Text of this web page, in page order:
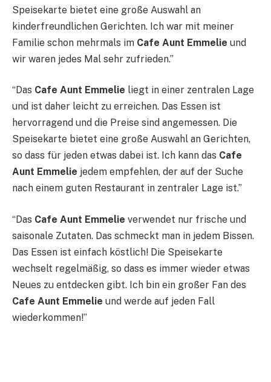
Speisekarte bietet eine große Auswahl an
kinderfreundlichen Gerichten. Ich war mit meiner
Familie schon mehrmals im Cafe Aunt Emmelie und
wir waren jedes Mal sehr zufrieden.”
“Das Cafe Aunt Emmelie liegt in einer zentralen Lage
und ist daher leicht zu erreichen. Das Essen ist
hervorragend und die Preise sind angemessen. Die
Speisekarte bietet eine große Auswahl an Gerichten,
so dass für jeden etwas dabei ist. Ich kann das Cafe
Aunt Emmelie jedem empfehlen, der auf der Suche
nach einem guten Restaurant in zentraler Lage ist.”
“Das Cafe Aunt Emmelie verwendet nur frische und
saisonale Zutaten. Das schmeckt man in jedem Bissen.
Das Essen ist einfach köstlich! Die Speisekarte
wechselt regelmäßig, so dass es immer wieder etwas
Neues zu entdecken gibt. Ich bin ein großer Fan des
Cafe Aunt Emmelie und werde auf jeden Fall
wiederkommen!”